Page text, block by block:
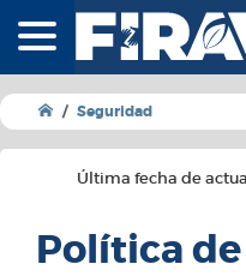
FIRA -
Seguridad
Última fecha de
Política